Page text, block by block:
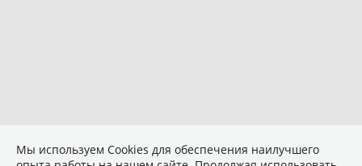
Мы используем Сookies для обеспечения наилучшего